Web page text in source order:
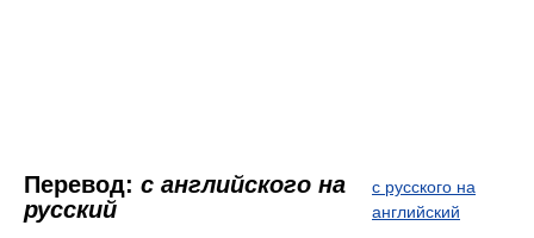
Перевод: с английского на
русский
с русского на
английский